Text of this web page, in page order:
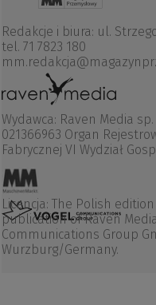
Redakcje i biura: ul.
tel. 71 7823 180
Wydawca: Raven Media sp.
021366963 Organ
Fabrycznej VI Wydział
Licencja: The Polish
publication of Raven
Communications Group
Wurzburg/Germany.